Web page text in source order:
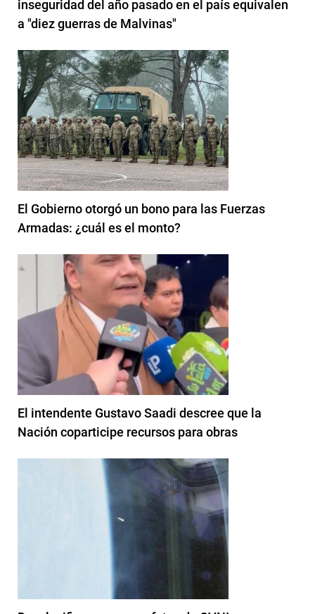
inseguridad del año pasado en el país equivalen
a "diez guerras de Malvinas"
El Gobierno otorgó un bono para las Fuerzas
Armadas: ¿cuál es el monto?
El intendente Gustavo Saadi descree que la
Nación coparticipe recursos para obras